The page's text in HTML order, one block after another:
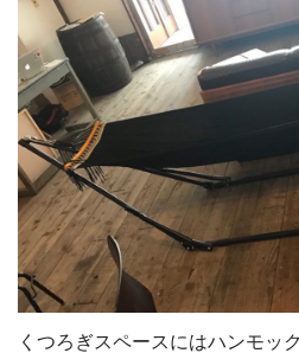
くつろぎスペースにはハンモッ